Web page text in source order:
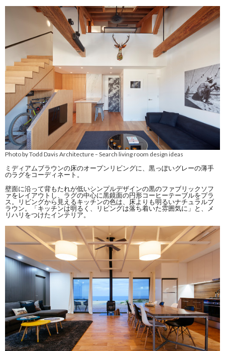
Photo by Todd Davis Architecture–Search living room design ideas
ミディアムブラウンの床のオープンリビングに、黒っぽいグレーの薄手
のラグをコーディネート。
壁面に沿って背もたれが低いシンプルデザインの黒のファブリックソフ
ァをレイアウトし、ラグの中心に黒鏡面の円形コーヒーテーブルをプラ
ス。リビングから見えるキッチンの色は、床よりも明るいナチュラルブ
ラウン。「キッチンは明るく、リビングは落ち着いた雰囲気に」と、メ
リハリをつけたインテリア。